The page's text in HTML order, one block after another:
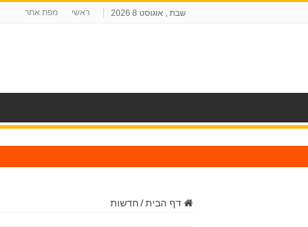
שבת , אוגוסט 8 2026 ראשי מפת אתר
דף הבית/ חדשות